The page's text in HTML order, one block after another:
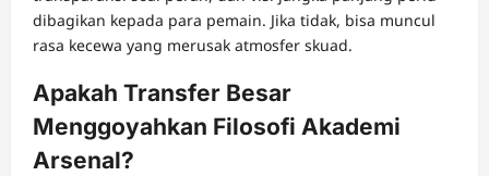
dibagikan kepada para pemain. Jika tidak, bisa muncul
rasa kecewa yang merusak atmosfer skuad.
Apakah Transfer Besar
Menggoyahkan Filosofi Akademi
Arsenal?